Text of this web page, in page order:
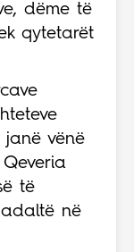
dëme të
qytetarët
janë vënë
të
në